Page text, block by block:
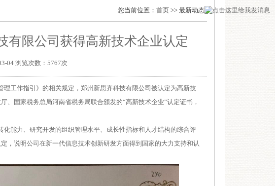
您当前位置： 首页 >> 最新动态
有限公司获得高新技术企业认定
04 浏览次数：5767次
工作指引》的相关规定， 郑州新思齐科技有限公司 被认定为高新技
厅、 国家税务总局河南省税务局联合颁发的“高新技术企业”认定证书，
能力、研究开发的组织管理水平、成长性指标和人才结构的综合评
，说明公司在新一代信息技术创新研发方面得到国家的大力支持和认